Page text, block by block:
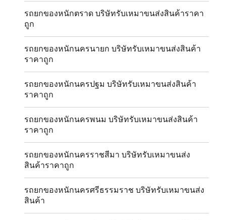
รถยกของหนักตราด บริษัทรับเหมาขนส่งสินค้าราคา
ถูก
รถยกของหนักนครนายก บริษัทรับเหมาขนส่งสินค้า
ราคาถูก
รถยกของหนักนครปฐม บริษัทรับเหมาขนส่งสินค้า
ราคาถูก
รถยกของหนักนครพนม บริษัทรับเหมาขนส่งสินค้า
ราคาถูก
รถยกของหนักนครราชสีมา บริษัทรับเหมาขนส่ง
สินค้าราคาถูก
รถยกของหนักนครศรีธรรมราช บริษัทรับเหมาขนส่ง
สินค้า